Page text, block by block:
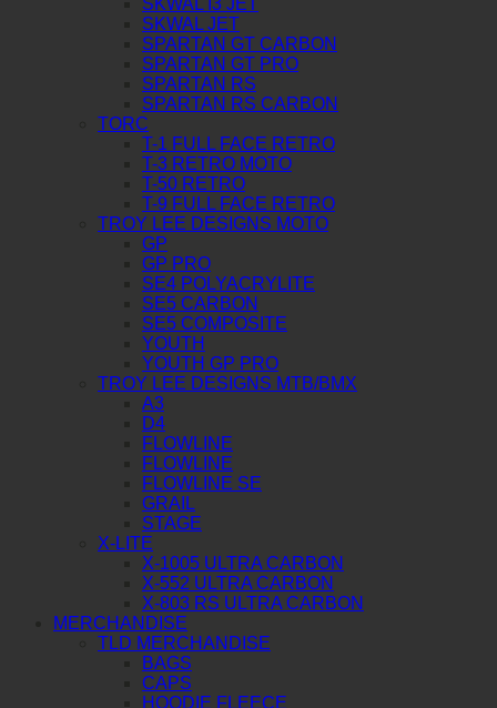
SKWAL JET
SPARTAN GT CARBON
SPARTAN GT PRO
SPARTAN RS
SPARTAN RS CARBON
TORC
T-1 FULL FACE RETRO
T-3 RETRO MOTO
T-50 RETRO
T-9 FULL FACE RETRO
TROY LEE DESIGNS MOTO
GP
GP PRO
SE4 POLYACRYLITE
SE5 CARBON
SE5 COMPOSITE
YOUTH
YOUTH GP PRO
TROY LEE DESIGNS MTB/BMX
A3
D4
FLOWLINE
FLOWLINE
FLOWLINE SE
GRAIL
STAGE
X-LITE
X-1005 ULTRA CARBON
X-552 ULTRA CARBON
X-803 RS ULTRA CARBON
MERCHANDISE
TLD MERCHANDISE
BAGS
CAPS
HOODIE FLEECE